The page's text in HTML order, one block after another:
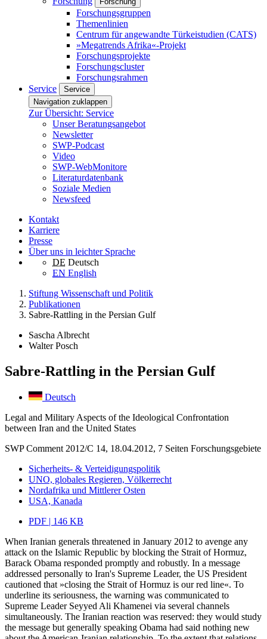
Forschungsgruppen
Themenlinien
Centrum für angewandte Türkeistudien (CATS)
»Megatrends Afrika«-Projekt
Forschungsprojekte
Forschungscluster
Forschungsrahmen
Service
Service
Navigation zuklappen
Zur Übersicht: Service
Unser Beratungsangebot
Newsletter
SWP-Podcast
Video
SWP-WebMonitore
Literaturdatenbank
Soziale Medien
Newsfeed
Kontakt
Karriere
Presse
Über uns in leichter Sprache
DE Deutsch
EN English
Stiftung Wissenschaft und Politik
Publikationen
Sabre-Rattling in the Persian Gulf
Sascha Albrecht
Walter Posch
Sabre-Rattling in the Persian Gulf
Deutsch
Legal and Military Aspects of the Ideological Confrontation
between Iran and the United States
SWP Comment 2012/C 14, 18.04.2012, 7 Seiten Forschungsgebiete
Sicherheits- & Verteidigungspolitik
UNO, globales Regieren, Völkerrecht
Nordafrika und Mittlerer Osten
USA, Kanada
PDF | 146 KB
When Iranian generals threatened in January 2012 to avenge any
attack on the Islamic Republic by blocking the Strait of Hormuz,
Barack Obama responded promptly and robustly. In a message
addressed personally to Iran's Supreme Leader, the US President
cautioned that »closing the Strait of Hormuz is our red line«. To
underline its seriousness, the warning was communicated to
Supreme Leader Seyyed Ali Khamenei via several channels
simultaneously. The Iranian reaction was reserved: they would study
the message but generally speaking Obama had said nothing new